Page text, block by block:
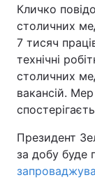
Кличко
столичних
7 тисяч
технічні
столичних
вакансій.
Президент
за добу буде